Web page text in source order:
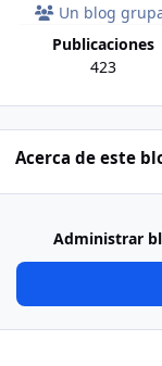
Un blog
publicaciones
423
Acerca de este
Administrar